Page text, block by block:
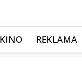
KINO REKLAMA